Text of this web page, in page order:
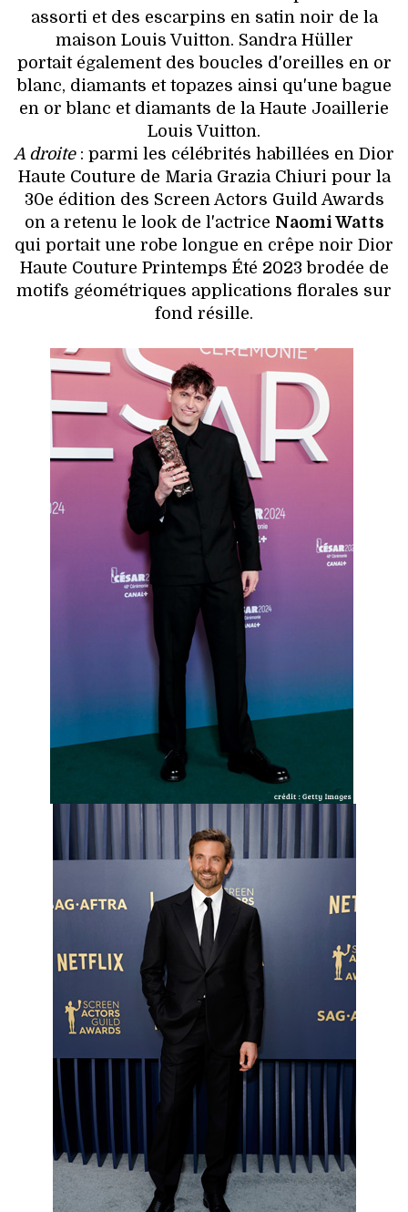
assorti et des escarpins en satin noir de la
maison Louis Vuitton. Sandra Hüller
portait également des boucles d'oreilles en or
blanc, diamants et topazes ainsi qu'une bague
en or blanc et diamants de la Haute Joaillerie
Louis Vuitton.
A droite: parmi les célébrités habillées en Dior
Haute Couture de Maria Grazia Chiuri pour la
30e édition des Screen Actors Guild Awards
on a retenu le look de l'actrice Naomi Watts
qui portait une robe longue en crêpe noir Dior
Haute Couture Printemps Été 2023 brodée de
motifs géométriques applications florales sur
fond résille.